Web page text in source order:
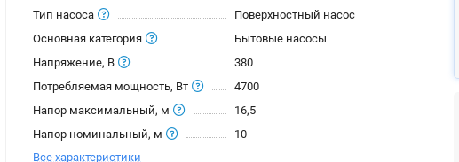
Тип насоса
Поверхностный насос
Основная категория
Бытовые насосы
Напряжение, В
380
Потребляемая мощность, Вт
4700
Напор максимальный, м
16,5
Напор номинальный, м
10
Все характеристики